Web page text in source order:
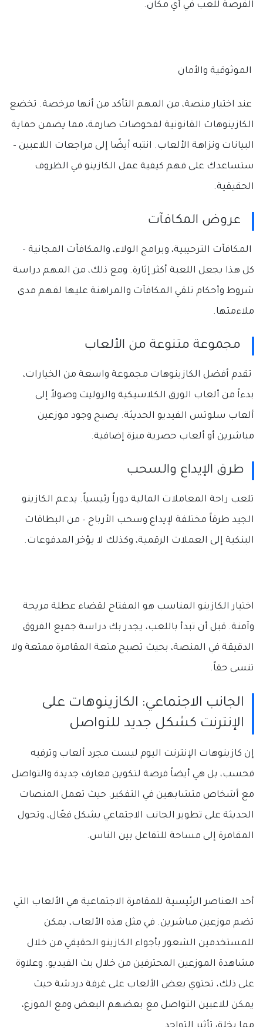
الفرصة للعب في أي مكان.
الموثوقية والأمان
عند اختيار منصة، من المهم التأكد من أنها مرخصة. تخضع
الكازينوهات القانونية لفحوصات صارمة، مما يضمن حماية
البيانات ونزاهة الألعاب. انتبه أيضًا إلى مراجعات اللاعبين –
ستساعدك على فهم كيفية عمل الكازينو في الظروف
الحقيقية.
عروض المكافآت
المكافآت الترحيبية، وبرامج الولاء، والمكافآت المجانية –
كل هذا يجعل اللعبة أكثر إثارة. ومع ذلك، من المهم دراسة
شروط وأحكام تلقي المكافآت والمراهنة عليها لفهم مدى
ملاءمتها.
مجموعة متنوعة من الألعاب
تقدم أفضل الكازينوهات مجموعة واسعة من الخيارات،
بدءاً من ألعاب الورق الكلاسيكية والروليت وصولاً إلى
ألعاب سلوتس الفيديو الحديثة. يصبح وجود موزعين
مباشرين أو ألعاب حصرية ميزة إضافية.
طرق الإيداع والسحب
تلعب راحة المعاملات المالية دوراً رئيسياً. يدعم الكازينو
الجيد طرقاً مختلفة لإيداع وسحب الأرباح – من البطاقات
البنكية إلى العملات الرقمية، وكذلك لا يؤخر المدفوعات.
اختيار الكازينو المناسب هو المفتاح لقضاء عطلة مريحة
وآمنة. قبل أن تبدأ باللعب، يجدر بك دراسة جميع الفروق
الدقيقة في المنصة، بحيث تصبح متعة المقامرة ممتعة ولا
تنسى حقاً.
الجانب الاجتماعي: الكازينوهات على
الإنترنت كشكل جديد للتواصل
إن كازينوهات الإنترنت اليوم ليست مجرد ألعاب وترفيه
فحسب، بل هي أيضاً فرصة لتكوين معارف جديدة والتواصل
مع أشخاص متشابهين في التفكير. حيث تعمل المنصات
الحديثة على تطوير الجانب الاجتماعي بشكل فعّال، وتحول
المقامرة إلى مساحة للتفاعل بين الناس.
أحد العناصر الرئيسية للمقامرة الاجتماعية هي الألعاب التي
تضم موزعين مباشرين. في مثل هذه الألعاب، يمكن
للمستخدمين الشعور بأجواء الكازينو الحقيقي من خلال
مشاهدة الموزعين المحترفين من خلال بث الفيديو. وعلاوة
على ذلك، تحتوي بعض الألعاب على غرفة دردشة حيث
يمكن للاعبين التواصل مع بعضهم البعض ومع الموزع،